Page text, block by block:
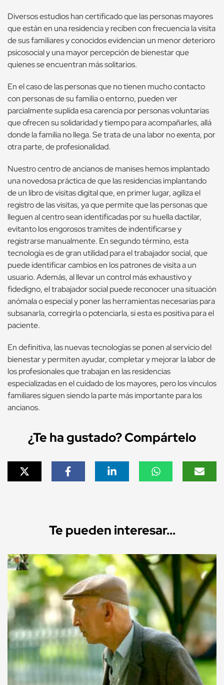
Diversos estudios han certificado que las personas mayores
que están en una residencia y reciben con frecuencia la visita
de sus familiares y conocidos evidencian un menor deterioro
psicosocial y una mayor percepción de bienestar que
quienes se encuentran más solitarios.
En el caso de las personas que no tienen mucho contacto
con personas de su familia o entorno, pueden ver
parcialmente suplida esa carencia por personas voluntarias
que ofrecen su solidaridad y tiempo para acompañarles, allá
donde la familia no llega. Se trata de una labor no exenta, por
otra parte, de profesionalidad.
Nuestro centro de ancianos de manises hemos implantado
una novedosa práctica de que las residencias implantando
de un libro de visitas digital que, en primer lugar, agiliza el
registro de las visitas, ya que permite que las personas que
lleguen al centro sean identificadas por su huella dactilar,
evitanto los engorosos tramites de indentificarse y
registrarse manualmente. En segundo término, esta
tecnología es de gran utilidad para el trabajador social, que
puede identificar cambios en los patrones de visita a un
usuario. Además, al llevar un control más exhaustivo y
fidedigno, el trabajador social puede reconocer una situación
anómala o especial y poner las herramientas necesarias para
subsanarla, corregirla o potenciarla, si esta es positiva para el
paciente.
En definitiva, las nuevas tecnologías se ponen al servicio del
bienestar y permiten ayudar, completar y mejorar la labor de
los profesionales que trabajan en las residencias
especializadas en el cuidado de los mayores, pero los vínculos
familiares siguen siendo la parte más importante para los
ancianos.
¿Te ha gustado? Compártelo
Te pueden interesar...